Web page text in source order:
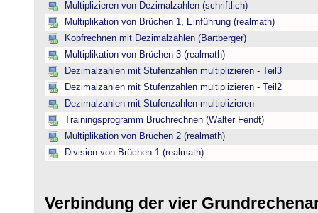
Multiplizieren von Dezimalzahlen (schriftlich)
Multiplikation von Brüchen 1, Einführung (realmath)
Kopfrechnen mit Dezimalzahlen (Bartberger)
Multiplikation von Brüchen 3 (realmath)
Dezimalzahlen mit Stufenzahlen multiplizieren - Teil3
Dezimalzahlen mit Stufenzahlen multiplizieren - Teil2
Dezimalzahlen mit Stufenzahlen multiplizieren
Trainingsprogramm Bruchrechnen (Walter Fendt)
Multiplikation von Brüchen 2 (realmath)
Division von Brüchen 1 (realmath)
Verbindung der vier